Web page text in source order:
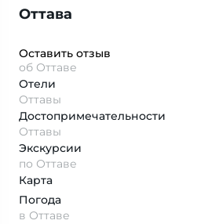
Оттава
Оставить отзыв
об Оттаве
Отели
Оттавы
Достопримеча­тельности
Оттавы
Экскурсии
по Оттаве
Карта
Погода
в Оттаве